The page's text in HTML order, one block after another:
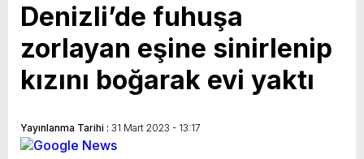
Denizli’de fuhuşa
zorlayan eşine sinirlenip
kızını boğarak evi yaktı
Yayınlanma Tarihi : 31 Mart 2023 - 13:17